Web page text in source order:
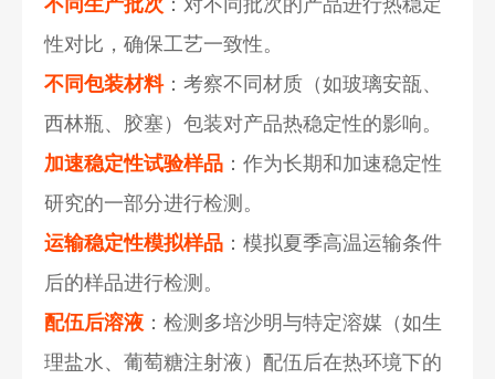
性对比，确保工艺一致性。
不同包装材料：考察不同材质（如玻璃安瓿、
西林瓶、胶塞）包装对产品热稳定性的影响。
加速稳定性试验样品 ：作为长期和加速稳定性
研究的一部分进行检测。
运输稳定性模拟样品 ：模拟夏季高温运输条件
后的样品进行检测。
配伍后溶液 ：检测多培沙明与特定溶媒（如生
理盐水、葡萄糖注射液）配伍后在热环境下的